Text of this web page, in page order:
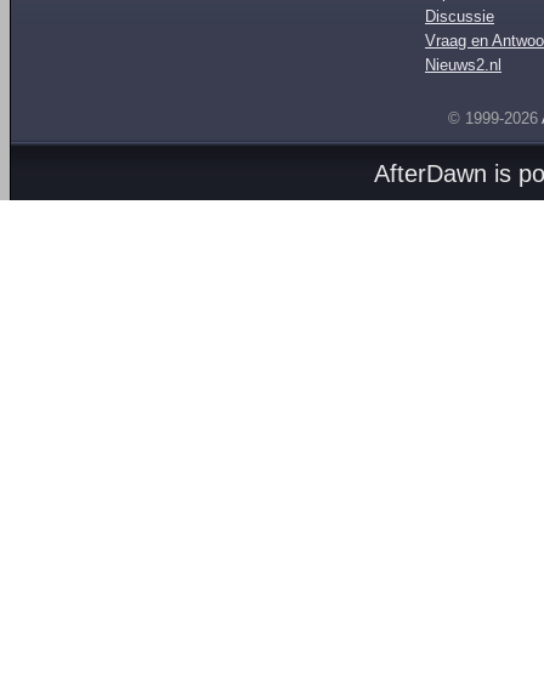
Discussie
Vraag en
Nieuws2.nl
© 1999-2026
AfterDawn is